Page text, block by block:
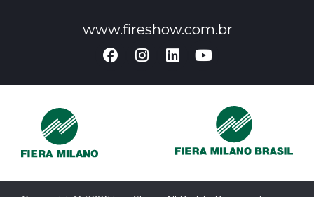
www.fireshow.com.br